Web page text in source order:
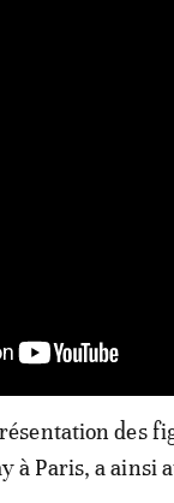
des
à Paris, a